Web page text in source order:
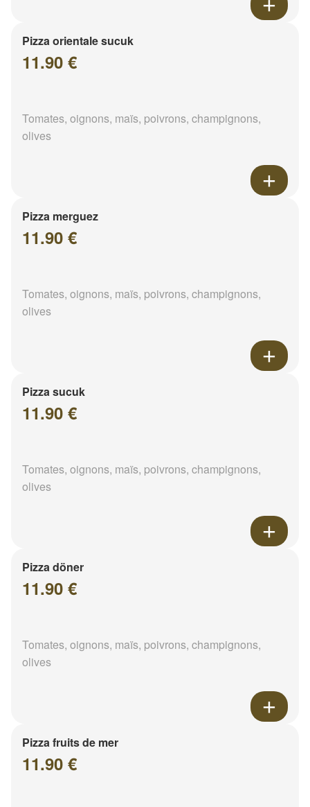
Pizza orientale sucuk
11.90 €
Tomates, oignons, maïs, poivrons, champignons,
olives
Pizza merguez
11.90 €
Tomates, oignons, maïs, poivrons, champignons,
olives
Pizza sucuk
11.90 €
Tomates, oignons, maïs, poivrons, champignons,
olives
Pizza döner
11.90 €
Tomates, oignons, maïs, poivrons, champignons,
olives
Pizza fruits de mer
11.90 €